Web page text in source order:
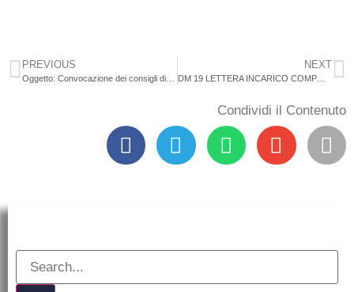
PREVIOUS NEXT
DM 19 LETTERA INCARICO COMPONENTI TEAM DI PROGETTO
Condividi il Contenuto